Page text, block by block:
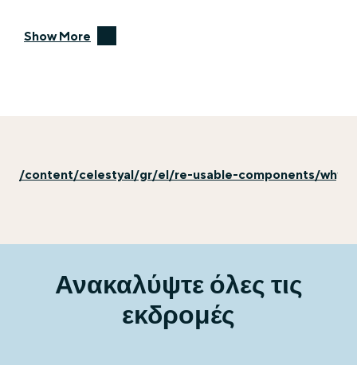
Show More
/content/celestyal/gr/el/re-usable-components/why-
Ανακαλύψτε όλες τις
εκδρομές